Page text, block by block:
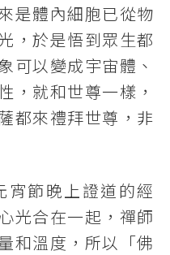
是體內細胞已從物
，於是悟到眾生都
可以變成宇宙體、
，就和世尊一樣，
都來禮拜世尊，非
宵節晚上證道的經
光合在一起，禪師
和溫度，所以「佛